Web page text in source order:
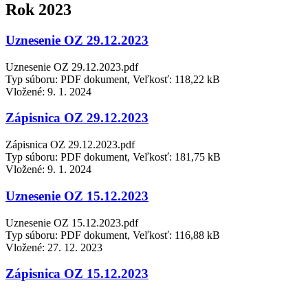
Rok 2023
Uznesenie OZ 29.12.2023
Uznesenie OZ 29.12.2023.pdf
Typ súboru: PDF dokument, Veľkosť: 118,22 kB
Vložené: 9. 1. 2024
Zápisnica OZ 29.12.2023
Zápisnica OZ 29.12.2023.pdf
Typ súboru: PDF dokument, Veľkosť: 181,75 kB
Vložené: 9. 1. 2024
Uznesenie OZ 15.12.2023
Uznesenie OZ 15.12.2023.pdf
Typ súboru: PDF dokument, Veľkosť: 116,88 kB
Vložené: 27. 12. 2023
Zápisnica OZ 15.12.2023